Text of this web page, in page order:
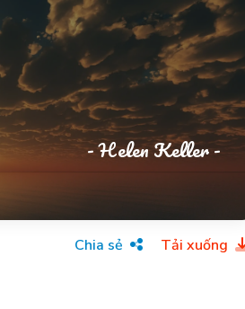
- Helen Keller -
Chia sẻ Tải xuống